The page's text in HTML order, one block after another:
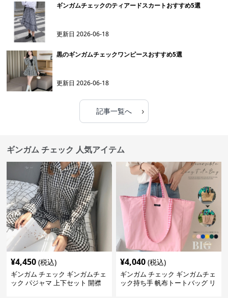
ギンガムチェックのティアードスカートおすすめ5選
更新日2026-06-18
黒のギンガムチェックワンピースおすすめ5選
更新日2026-06-18
記事一覧へ ›
ギンガム チェック 人気アイテム
¥4,450 (税込)
ギンガム チェック ギンガムチェ
ック パジャマ 上下セット 開襟
¥4,040 (税込)
ギンガム チェック ギンガムチェ
ック持ち手 帆布トートバッグ リ